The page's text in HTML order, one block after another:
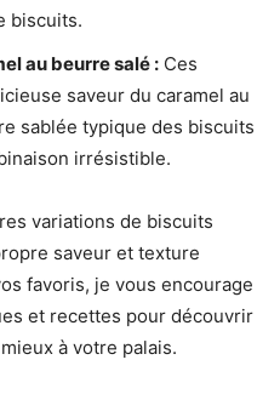
biscuits.
au beurre salé : Ces
saveur du caramel au
sablée typique des biscuits
irrésistible.
variations de biscuits
saveur et texture
favoris, je vous encourage
et recettes pour découvrir
à votre palais.